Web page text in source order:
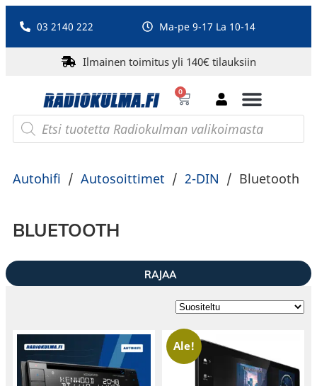
03 2140 222 Ma-pe 9-17 La 10-14
Ilmainen toimitus yli 140€ tilauksiin
0
Autohifi / Autosoittimet / 2-DIN / Bluetooth
BLUETOOTH
RAJAA
Ale!